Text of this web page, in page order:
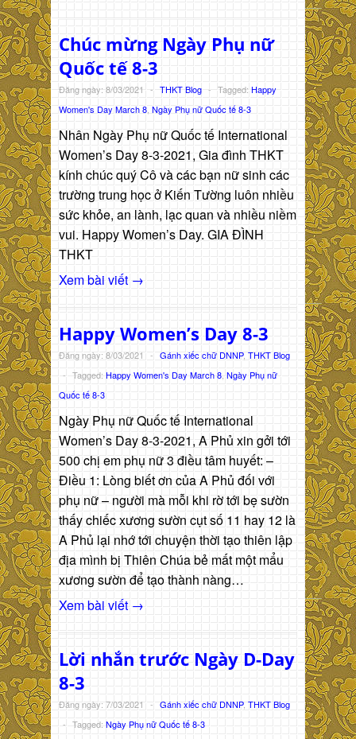
Chúc mừng Ngày Phụ nữ
Quốc tế 8-3
Đăng ngày: 8/03/2021 - THKT Blog - Tagged: Happy
Women's Day March 8 Ngày Phụ nữ Quốc tế 8-3
Nhân Ngày Phụ nữ Quốc tế International
Women’s Day 8-3-2021, Gia đình THKT
kính chúc quý Cô và các bạn nữ sinh các
trường trung học ở Kiến Tường luôn nhiều
sức khỏe, an lành, lạc quan và nhiều niềm
vui. Happy Women’s Day. GIA ĐÌNH
THKT
Xem bài viết →
Happy Women’s Day 8-3
Đăng ngày: 8/03/2021 - Gánh xiếc chữ DNNP, THKT Blog
- Tagged: Happy Women's Day March 8 Ngày Phụ nữ
Quốc tế 8-3
Ngày Phụ nữ Quốc tế International
Women’s Day 8-3-2021, A Phủ xin gởi tới
500 chị em phụ nữ 3 điều tâm huyết: –
Điều 1: Lòng biết ơn của A Phủ đối với
phụ nữ – người mà mỗi khi rờ tới bẹ sườn
thấy chiếc xương sườn cụt số 11 hay 12 là
A Phủ lại nhớ tới chuyện thời tạo thiên lập
địa mình bị Thiên Chúa bẻ mất một mẩu
xương sườn để tạo thành nàng…
Xem bài viết →
Lời nhắn trước Ngày D-Day
8-3
Đăng ngày: 7/03/2021 - Gánh xiếc chữ DNNP, THKT Blog
- Tagged: Ngày Phụ nữ Quốc tế 8-3